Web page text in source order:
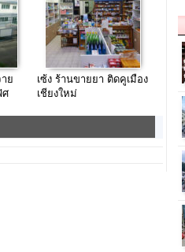
ย
ศ
เซ้ง ร้านขายยา ติดคูเมือง
เชียงใหม่